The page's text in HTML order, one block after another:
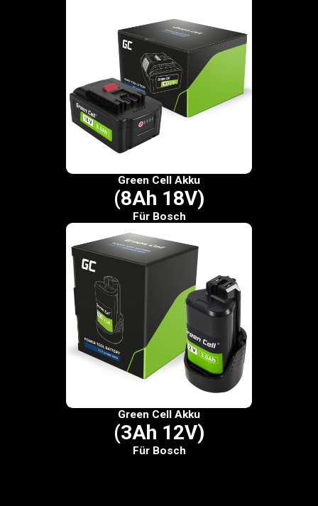
Green Cell Akku
(8Ah 18V)
Für Bosch
Green Cell Akku
(3Ah 12V)
Für Bosch